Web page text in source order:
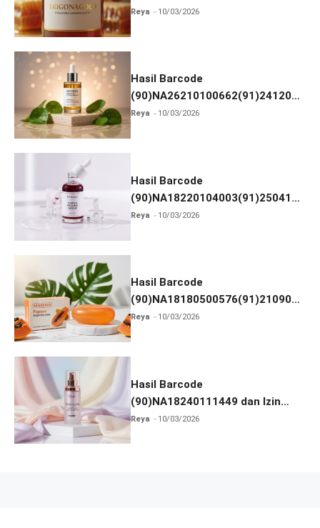
dan Izin BPOM
Reya 10/03/2026
Hasil Barcode
(90)NA26210100662(91)241203
dan Izin BPOM
Reya 10/03/2026
Hasil Barcode
(90)NA18220104003(91)250418
dan Izin BPOM
Reya 10/03/2026
Hasil Barcode
(90)NA18180500576(91)210906
dan Izin BPOM
Reya 10/03/2026
Hasil Barcode
(90)NA18240111449 dan Izin
BPOM
Reya 10/03/2026